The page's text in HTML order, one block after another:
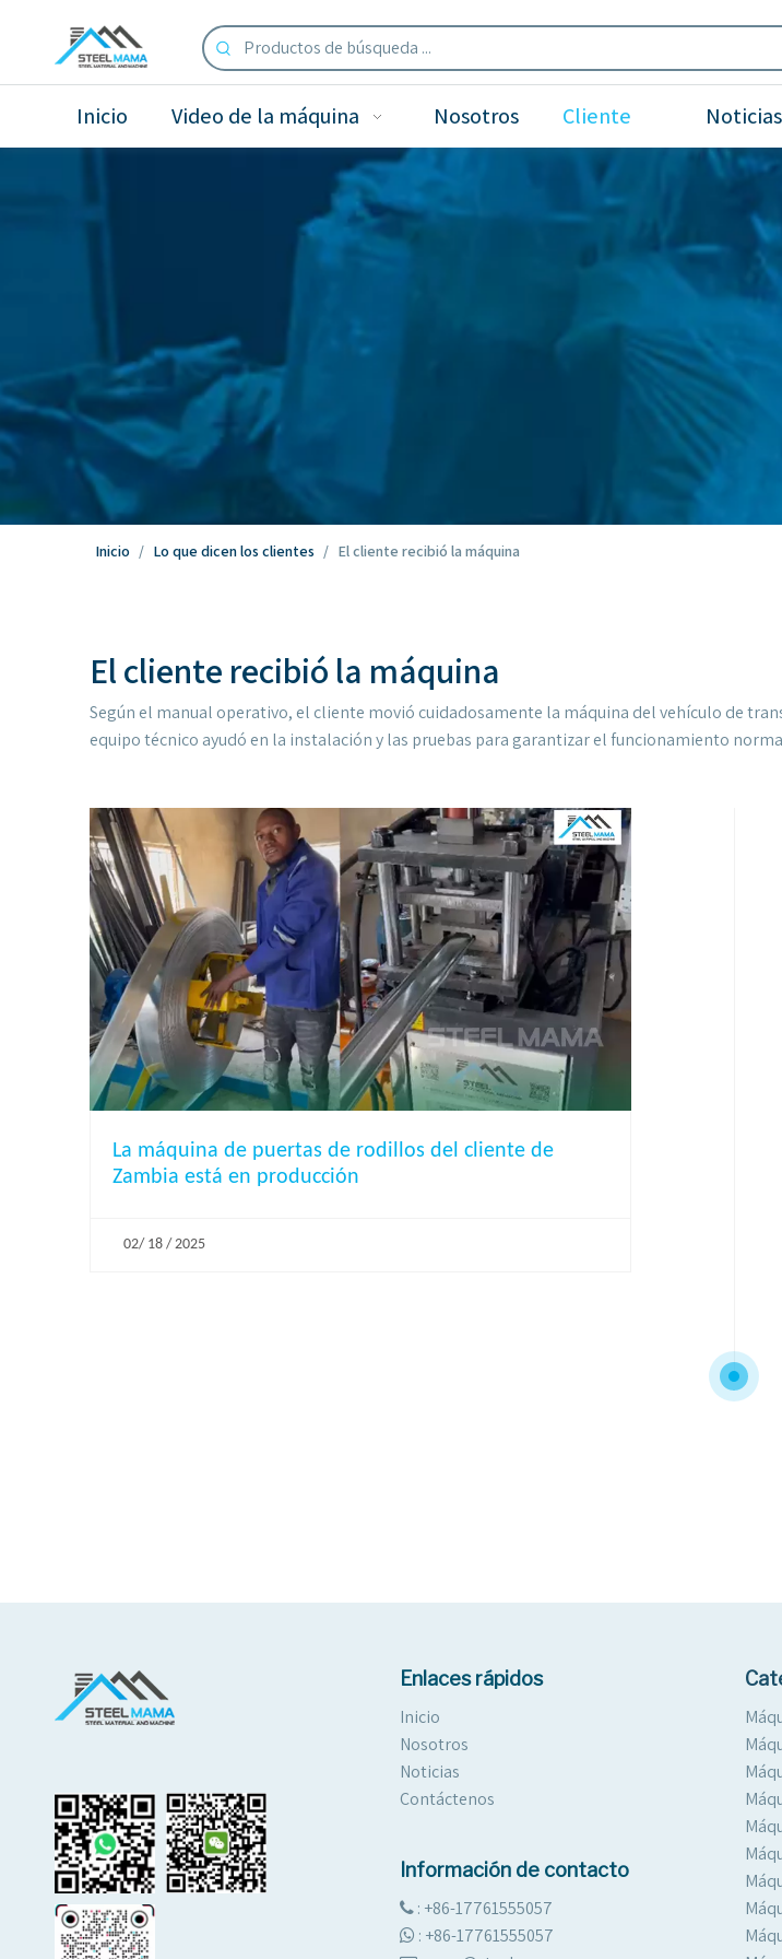
Inicio Video de la máquina Nosotros Cliente Noticias
Inicio / Lo que dicen los clientes / El cliente recibió la máquina
El cliente recibió la máquina
Según el manual operativo, el cliente movió cuidadosamente la máquina del vehículo de
equipo técnico ayudó en la instalación y las pruebas para garantizar el funcionamiento
La máquina de puertas de rodillos del cliente de
Zambia está en producción
02/ 18 / 2025
Enlaces rápidos
Inicio
Nosotros
Noticias
Contáctenos
Información de contacto
 : +86-17761555057
 : +86-17761555057